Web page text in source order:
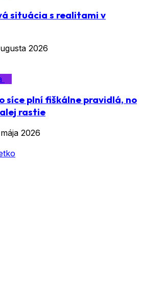
situácia s realitami v
2026
síce plní fiškálne pravidlá, no
rastie
2026